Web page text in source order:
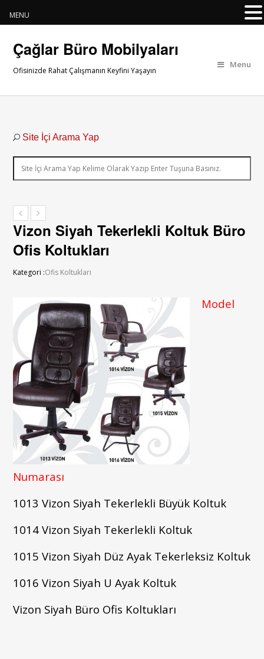
Çağlar Büro Mobilyaları
Ofisinizde Rahat Çalışmanın Keyfini Yaşayın
Menu
Site İçi Arama Yap
Vizon Siyah Tekerlekli Koltuk Büro
Ofis Koltukları
Kategori :Ofis Koltukları
Model
Numarası
1013 Vizon Siyah Tekerlekli Büyük Koltuk
1014 Vizon Siyah Tekerlekli Koltuk
1015Vizon Siyah Düz Ayak Tekerleksiz Koltuk
1016Vizon Siyah U Ayak Koltuk
Vizon Siyah Büro Ofis Koltukları
MENU